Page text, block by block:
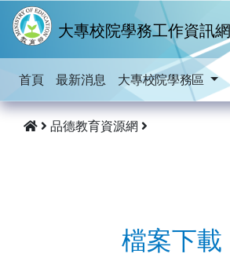
跳到主要內容
大專校院學務工作資訊網
首頁 最新消息 大專校院學務區
品德教育資源網
檔案下載